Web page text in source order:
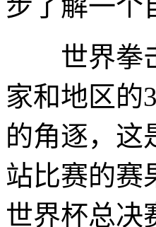
步了解一个
世界拳击
家和地区的
的角逐，这
站比赛的赛
世界杯总决